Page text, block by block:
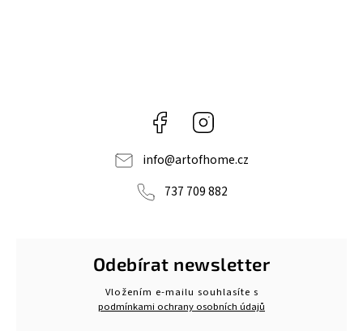
Facebook
info@artofhome.cz
737 709 882
Odebírat newsletter
Vložením e-mailu souhlasíte s
podmínkami ochrany osobních údajů